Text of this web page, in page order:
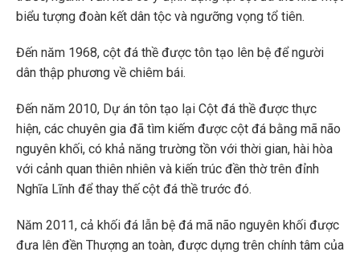
biểu tượng đoàn kết dân tộc và ngưỡng vọng tổ tiên.
Đến năm 1968, cột đá thề được tôn tạo lên bệ để người
dân thập phương về chiêm bái.
Đến năm 2010, Dự án tôn tạo lại Cột đá thề được thực
hiện, các chuyên gia đã tìm kiếm được cột đá bằng mã não
nguyên khối, có khả năng trường tồn với thời gian, hài hòa
với cảnh quan thiên nhiên và kiến trúc đền thờ trên đỉnh
Nghĩa Lĩnh để thay thế cột đá thề trước đó.
Năm 2011, cả khối đá lẫn bệ đá mã não nguyên khối được
đưa lên đền Thượng an toàn, được dựng trên chính tâm của